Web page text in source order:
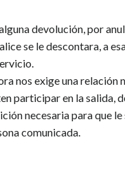
devolución, por
se le descontara, a
nos exige una
participar en la salida,
necesaria para que
comunicada.